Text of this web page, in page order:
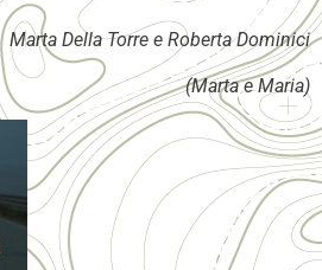
Marta Della Torre e Roberta Dominici
(Marta e Maria)